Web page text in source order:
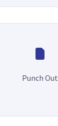
Punch Out